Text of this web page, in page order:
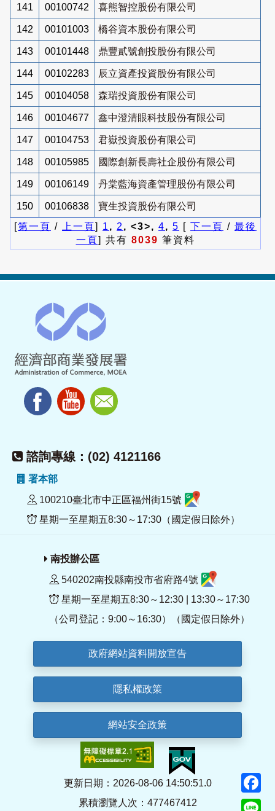
141 00100742 喜熊智控股份有限公司
142 00101003 橋谷資本股份有限公司
143 00101448 鼎豐貳號創投股份有限公司
144 00102283 辰立資產投資股份有限公司
145 00104058 森瑞投資股份有限公司
146 00104677 鑫中澄清眼科技股份有限公司
147 00104753 君嶽投資股份有限公司
148 00105985 國際創新長壽社企股份有限公司
149 00106149 丹棠藍海資產管理股份有限公司
150 00106838
寶生投資股份有限公司
[第一頁 / 上一頁] 1 , 2 , <3>, 4, 5 [ 下一頁 / 最後
一頁] 共有 8039 筆資料
諮詢專線：(02) 4121166
署本部
100210臺北市中正區福州街15號
星期一至星期五8:30～17:30（國定假日除外）
南投辦公區
540202南投縣南投市省府路4號
星期一至星期五8:30～12:30 | 13:30～17:30
（公司登記：9:00～16:30）（國定假日除外）
政府網站資料開放宣告
隱私權政策
網站安全政策
更新日期：2026-08-06 14:50:51.0
累積瀏覽人次：477467412